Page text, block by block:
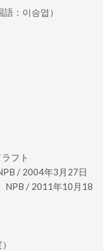
：이승엽）
フト
/ 2004年3月27日
NPB / 2011年10月18